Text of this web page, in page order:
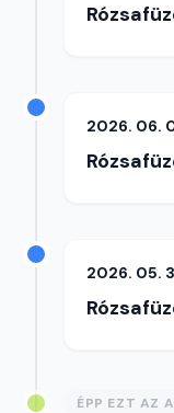
2026. 06.
2026. 05.
ÉPP EZT AZ